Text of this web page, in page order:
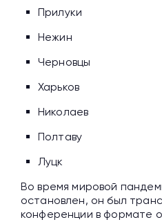
Прилуки
Нежин
Черновцы
Харьков
Николаев
Полтаву
Луцк
Во время мировой
остановлен, он был
конференции в формате